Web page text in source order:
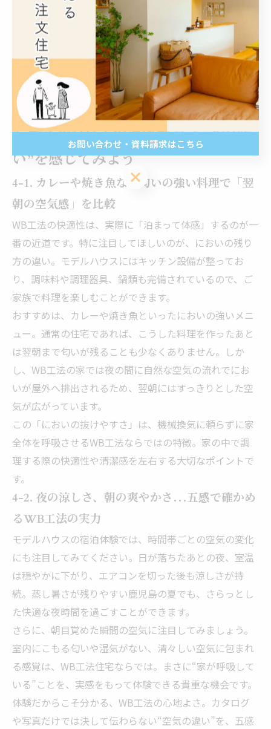
ンの風が直接体に当たるような不快感も少なく、やわら
かい冷気が家全体に広がっていくのも特徴です。光熱費
の節約と快適さの両立──それが、WB工法の冷房性能
の真価といえるでしょう。
4. モデルハウス宿泊体験で“空気の違
い”を感じてみよう
4-1. カレーや焼き魚など匂いの強い料理で「翌
朝の空気感」を比較
WB工法の快適性は、実際に「泊まって体感」するのが一
番の近道です。特に注目してほしいのが、においの残り
方の違い。モデルハウスにはキッチン設備が整ってお
り、調味料や調理器具、鍋類も完備されているので、ご
家族で料理を楽しむことができます。
おすすめは、カレーや焼き魚といったにおいの強いメニ
ュー。通常の住宅であれば、こうした料理を作ったあと
は翌朝まで匂いが残ることも少なくありません。しか
し、WB工法の家では夜の間に自然な空気の流れでにお
いが屋外へ排出されるため、翌朝にはすっきりとした空
気が広がっています。
この「においの抜けやすさ」は、機械換気に頼らずに家
全体を呼吸させるWB工法ならではの特徴。家の中で調
理する際の快適性や清潔感を左右する大切なポイントで
す。
4-2. 夜の涼しさ、朝の爽やかさ…五感で確かめ
るWB工法の実力
モデルハウスの宿泊体験では、時間帯ごとの空気の変化
にも注目してみてください。日が落ちたあとの夜、室温
は穏やかに下がり、エアコンを切った後も涼しさが持
続。蒸し暑さが残りやすい鹿児島の夏でも、さらっとし
た快適な夜時間を過ごすことができます。
さらに、朝目覚めた瞬間の空気に注目してみましょう。
室内にこもる匂いや湿気がない、清々しい空気に包まれ
る感覚は、WB工法住宅ならでは。まさに“家が呼吸して
いる”ことを、実感をもって体験できる貴重な機会です。
体験だからこそ分かる、WB工法の心地よさ。カタログ
や写真だけでは決して伝わらない“空気の違い”を、五感
お問い合わせ・資料請求はこちら
お問い合わせ・資料請求はこちら